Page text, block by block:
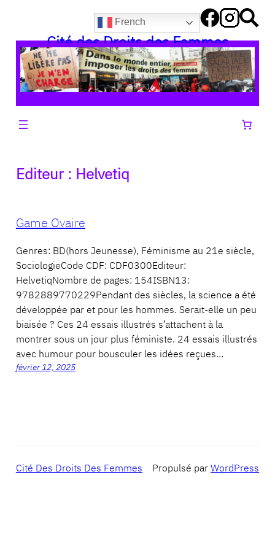
contenu
French
Cité des Droits des Femmes
Editeur : Helvetiq
Game Ovaire
Genres: BD(hors Jeunesse), Féminisme au 21e siècle,
SociologieCode CDF: CDF0300Editeur:
HelvetiqNombre de pages: 154ISBN13:
9782889770229Pendant des siècles, la science a été
développée par et pour les hommes. Serait-elle un peu
biaisée ? Ces 24 essais illustrés s’attachent à la
montrer sous un jour plus féministe. 24 essais illustrés
avec humour pour bousculer les idées reçues…
février 12, 2025
Cité Des Droits Des Femmes Propulsé parWordPress